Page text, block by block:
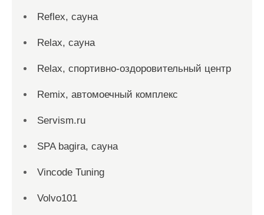
Reflex, сауна
Relax, сауна
Relax, спортивно-оздоровительный центр
Remix, автомоечный комплекс
Servism.ru
SPA bagira, сауна
Vincode Tuning
Volvo101